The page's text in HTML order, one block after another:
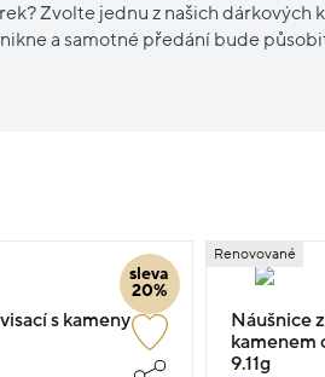
Zvolte jednu z našich dárkových
a samotné předání bude
sleva
20%
s kameny
Renovované
Náušnice
kamenem
9.11g